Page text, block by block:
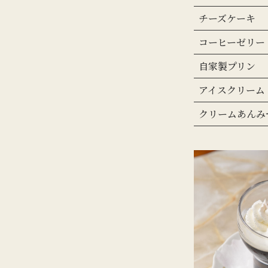
チーズケーキ
コーヒーゼリー
自家製プリン
アイスクリーム
クリームあんみ